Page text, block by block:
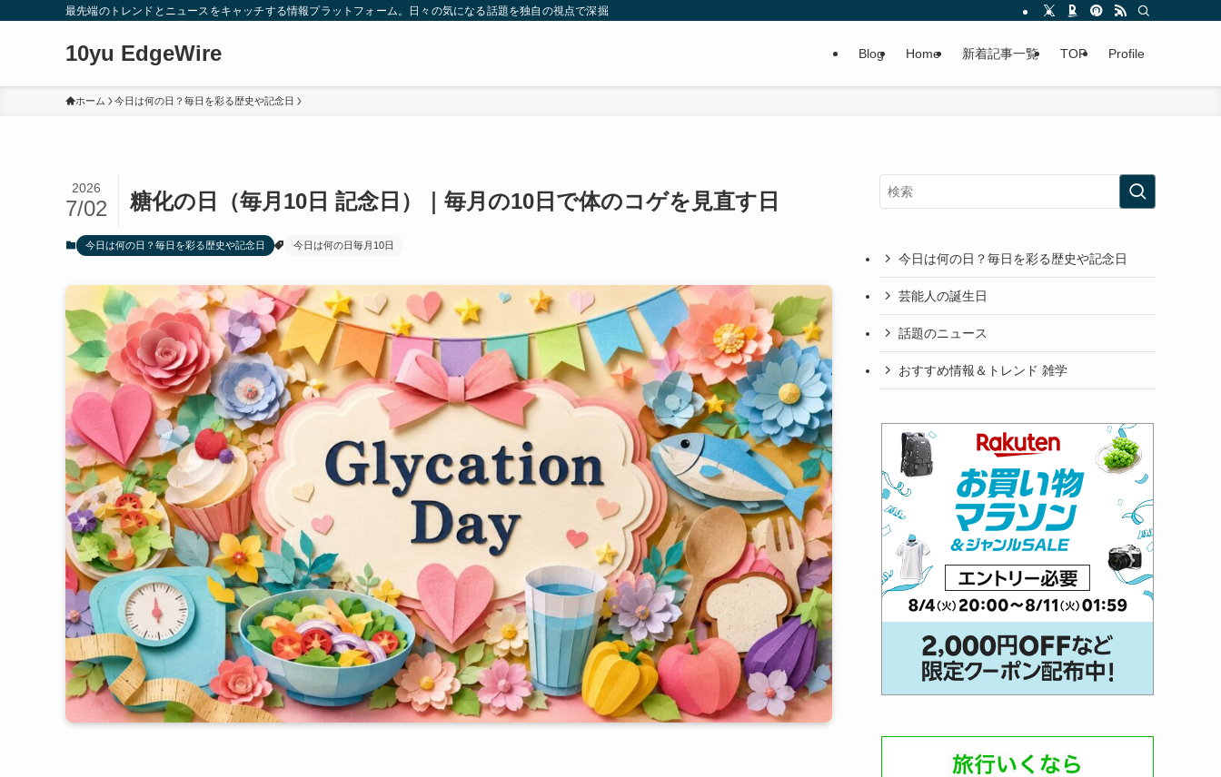
最先端のトレンドとニュースをキャッチする情報プラットフォーム。日々の気になる話題を独自の視点で深掘りしたコンテンツをお届けします。
10yu EdgeWire Blog Home 新着記事一覧 TOP Profile
ホーム 今日は何の日？毎日を彩る歴史や記念日
糖化の日（毎月10日 記念日）｜毎月の10日で体のコゲを見直す日
2026
7/02
今日は何の日？毎日を彩る歴史や記念日 今日は何の日毎月10日
今日は何の日？毎日を彩る歴史や記念日
芸能人の誕生日
話題のニュース
おすすめ情報＆トレンド 雑学